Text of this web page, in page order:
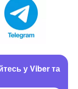
у Viber та